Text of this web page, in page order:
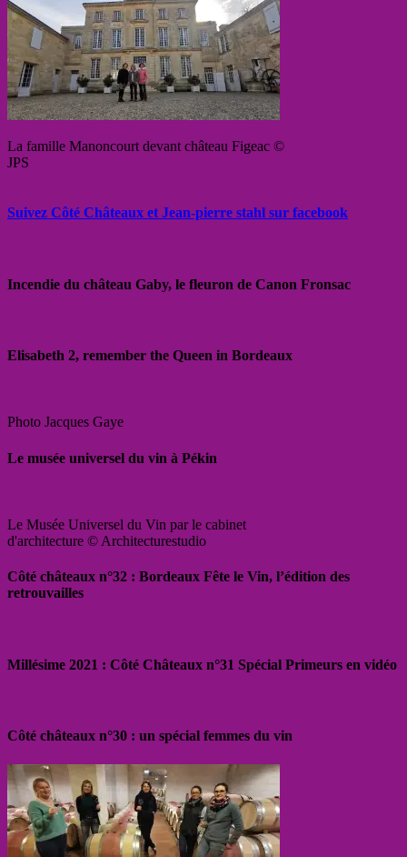
La famille Manoncourt devant château Figeac ©
JPS
Suivez Côté Châteaux et Jean-pierre stahl sur facebook
Incendie du château Gaby, le fleuron de Canon Fronsac
Elisabeth 2, remember the Queen in Bordeaux
Photo Jacques Gaye
Le musée universel du vin à Pékin
Le Musée Universel du Vin par le cabinet
d'architecture © Architecturestudio
Côté châteaux n°32 : Bordeaux Fête le Vin, l’édition des
retrouvailles
Millésime 2021 : Côté Châteaux n°31 Spécial Primeurs en vidéo
Côté châteaux n°30 : un spécial femmes du vin